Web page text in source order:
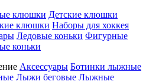
клюшки Детские клюшки
клюшки Наборы для хоккея
Ледовые коньки Фигурные
коньки
Аксессуары Ботинки лыжные
Лыжи беговые Лыжные